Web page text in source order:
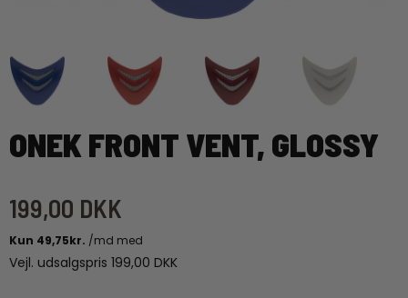
ONEK FRONT VENT, GLOSSY
199,00 DKK
Vejl. udsalgspris 199,00 DKK